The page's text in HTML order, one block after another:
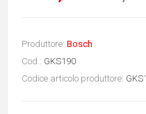
Produttore: Bosch
Cod.: GKS190
Codice articolo produttore: